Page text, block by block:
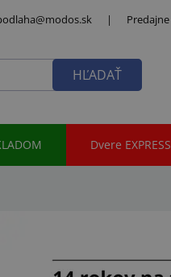
| Predajne
HĽADAŤ
Dvere EXPRESS